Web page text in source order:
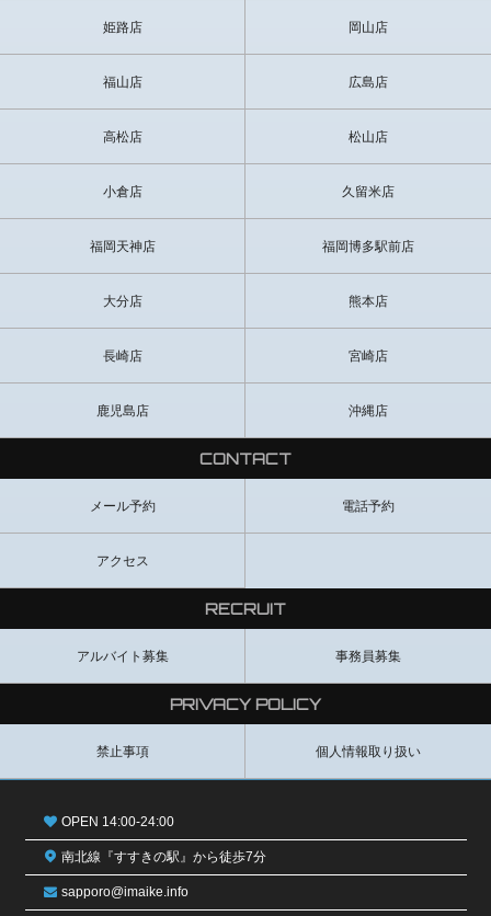
姫路店 岡山店
福山店 広島店
高松店 松山店
小倉店 久留米店
福岡天神店 福岡博多駅前店
大分店 熊本店
長崎店 宮崎店
鹿児島店 沖縄店
CONTACT
メール予約 電話予約
アクセス
RECRUIT
アルバイト募集 事務員募集
PRIVACY POLICY
禁止事項 個人情報取り扱い
OPEN 14:00-24:00
南北線『すすきの駅』から徒歩7分
sapporo@imaike.info